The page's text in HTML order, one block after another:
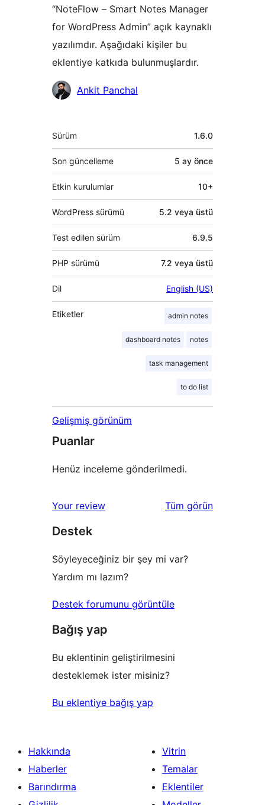
“NoteFlow – Smart Notes Manager
for WordPress Admin” açık kaynaklı
yazılımdır. Aşağıdaki kişiler bu
eklentiye katkıda bulunmuşlardır.
KatkıdaAnkit Panchal
Meta
Sürüm 1.6.0
Son güncelleme 5 ay önce
Etkin kurulumlar 10+
WordPress sürümü 5.2 veya üstü
Test edilen sürüm 6.9.5
PHP sürümü 7.2 veya üstü
Dil English (US)
Etiketler admin notes
dashboard notes notes
task management
to do list
Gelişmiş görünüm
Puanlar
Henüz inceleme gönderilmedi.
Your review Tüm değerlendirmeleri
görün
Destek
Söyleyeceğiniz bir şey mi var?
Yardım mı lazım?
Destek forumunu görüntüle
Bağış yap
Bu eklentinin geliştirilmesini
desteklemek ister misiniz?
Bu eklentiye bağış yap
Hakkında
Haberler
Barındırma
Vitrin
Temalar
Eklentiler